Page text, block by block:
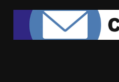
esclusione
calcio”
7 Agosto